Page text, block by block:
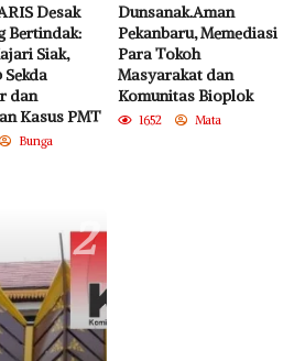
Desak
Bertindak:
Siak,
Sekda
dan
Kasus PMT
Bunga
Dunsanak.Aman
Pekanbaru, Memediasi
Para Tokoh
Masyarakat dan
Komunitas Bioplok
1652 Mata
2